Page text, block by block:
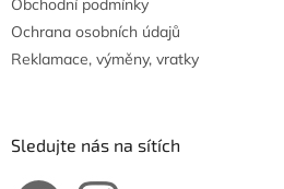
Obchodní podmínky
Ochrana osobních údajů
Reklamace, výměny, vratky
Sledujte nás na sítích